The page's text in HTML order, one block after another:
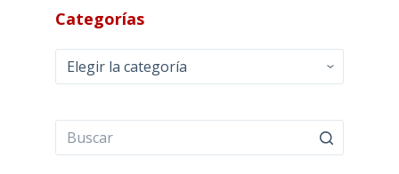
Categorías
Categorías